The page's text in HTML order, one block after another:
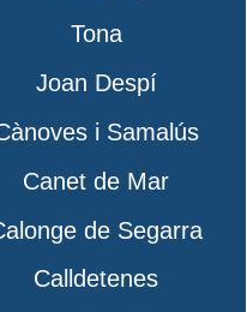
Tona
Joan Despí
i Samalús
Canet de Mar
de Segarra
Calldetenes